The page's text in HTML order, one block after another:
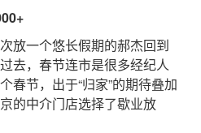
一个悠长假期的郝杰回到
去，春节连市是很多经纪人
春节，出于“归家”的期待叠加
的中介门店选择了歇业放